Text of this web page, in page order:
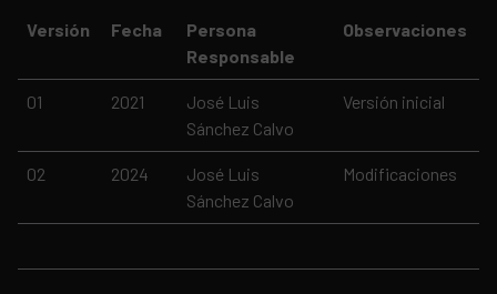
Versión Fecha
Persona
Responsable
Observaciones
01 2021
José Luis
Sánchez Calvo
Versión inicial
02 2024
José Luis
Sánchez Calvo
Modificaciones